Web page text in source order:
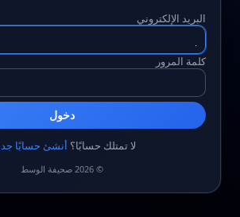
البريد الإلكتروني
كلمة المرور
دخول
لا تمتلك حسابًا؟ أنشئ حسابًا
© 2026 صحيفة الوسط